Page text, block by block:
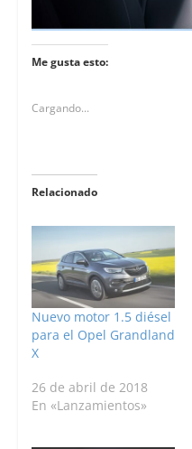
Me gusta esto:
Cargando...
Relacionado
Nuevo motor 1.5 diésel
para el Opel Grandland
X
26 de abril de 2018
En «Lanzamientos»